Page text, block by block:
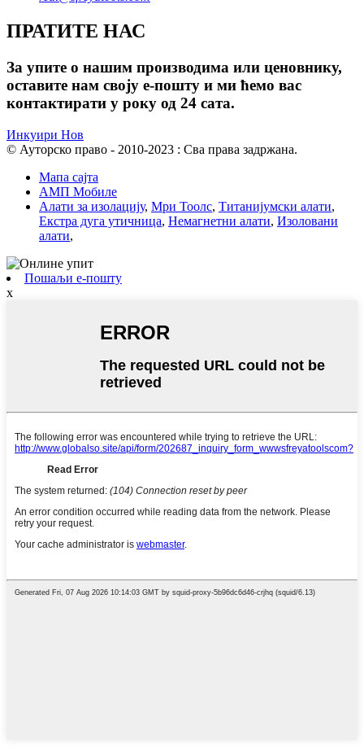
ПРАТИТЕ НАС
За упите о нашим производима или ценовнику,
оставите нам своју е-пошту и ми ћемо вас
контактирати у року од 24 сата.
Инкуири Нов
© Ауторско право - 2010-2023 : Сва права задржана.
Мапа сајта
АМП Мобиле
Алати за изолацију, Мри Тоолс, Титанијумски алати,
Екстра дуга утичница, Немагнетни алати, Изоловани
алати,
Пошаљи е-пошту
x